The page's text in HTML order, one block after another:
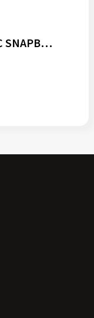
5-PANEL CURVED CLASSIC SNAPBACK